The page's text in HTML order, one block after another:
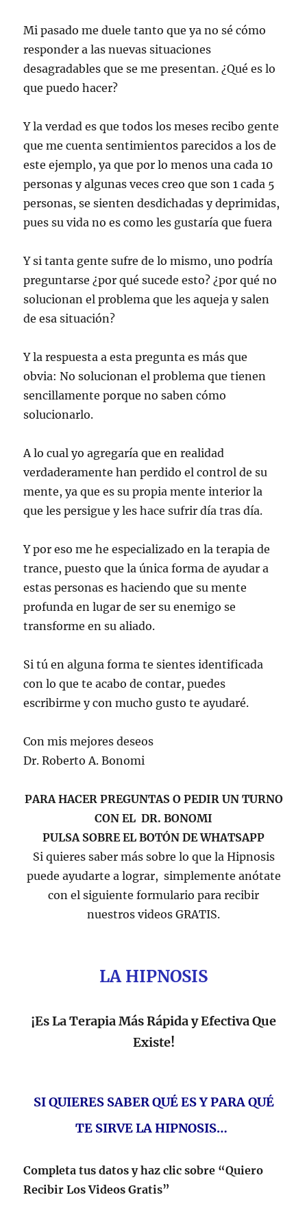
Mi pasado me duele tanto que ya no sé cómo
responder a las nuevas situaciones
desagradables que se me presentan. ¿Qué es lo
que puedo hacer?
Y la verdad es que todos los meses recibo gente
que me cuenta sentimientos parecidos a los de
este ejemplo, ya que por lo menos una cada 10
personas y algunas veces creo que son 1 cada 5
personas, se sienten desdichadas y deprimidas,
pues su vida no es como les gustaría que fuera
Y si tanta gente sufre de lo mismo, uno podría
preguntarse ¿por qué sucede esto? ¿por qué no
solucionan el problema que les aqueja y salen
de esa situación?
Y la respuesta a esta pregunta es más que
obvia: No solucionan el problema que tienen
sencillamente porque no saben cómo
solucionarlo.
A lo cual yo agregaría que en realidad
verdaderamente han perdido el control de su
mente, ya que es su propia mente interior la
que les persigue y les hace sufrir día tras día.
Y por eso me he especializado en la terapia de
trance, puesto que la única forma de ayudar a
estas personas es haciendo que su mente
profunda en lugar de ser su enemigo se
transforme en su aliado.
Si tú en alguna forma te sientes identificada
con lo que te acabo de contar, puedes
escribirme y con mucho gusto te ayudaré.
Con mis mejores deseos
Dr. Roberto A. Bonomi
PARA HACER PREGUNTAS O PEDIR UN TURNO
CON EL DR. BONOMI
PULSA SOBRE EL BOTÓN DE WHATSAPP
Si quieres saber más sobre lo que la Hipnosis
puede ayudarte a lograr, simplemente anótate
con el siguiente formulario para recibir
nuestros videos GRATIS.
LA HIPNOSIS
¡Es La Terapia Más Rápida y Efectiva Que
Existe!
SI QUIERES SABER QUÉ ES Y PARA QUÉ
TE SIRVE LA HIPNOSIS…
Completa tus datos y haz clic sobre “Quiero
Recibir Los Videos Gratis”